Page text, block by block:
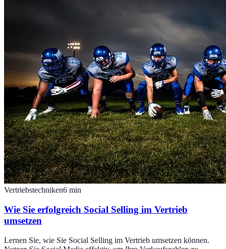
Vertriebstechniken6 min
Wie Sie erfolgreich Social Selling im Vertrieb
umsetzen
Lernen Sie, wie Sie Social Selling im Vertrieb umsetzen können.